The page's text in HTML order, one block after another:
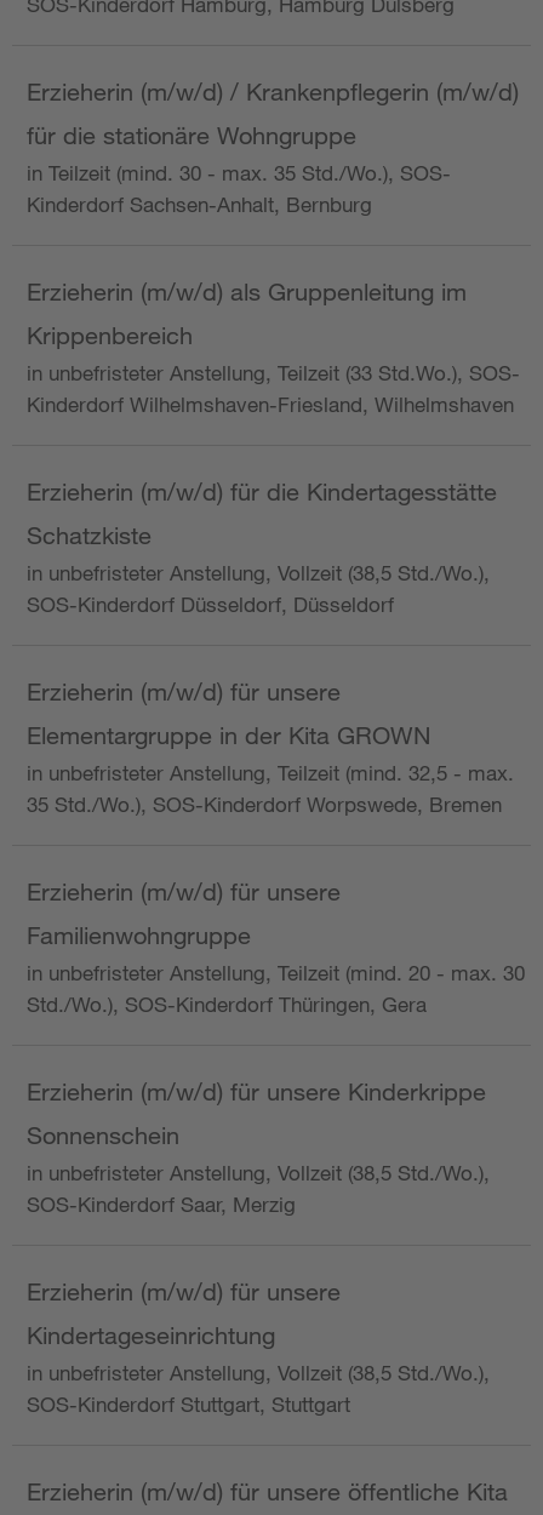
Erzieherin (m/w/d) / Krankenpflegerin (m/w/d)
für die stationäre Wohngruppe
in Teilzeit (mind. 30 - max. 35 Std./Wo.), SOS-
Kinderdorf Sachsen-Anhalt, Bernburg
Erzieherin (m/w/d) als Gruppenleitung im
Krippenbereich
in unbefristeter Anstellung, Teilzeit (33 Std.Wo.), SOS-
Kinderdorf Wilhelmshaven-Friesland, Wilhelmshaven
Erzieherin (m/w/d) für die Kindertagesstätte
Schatzkiste
in unbefristeter Anstellung, Vollzeit (38,5 Std./Wo.),
SOS-Kinderdorf Düsseldorf, Düsseldorf
Erzieherin (m/w/d) für unsere
Elementargruppe in der Kita GROWN
in unbefristeter Anstellung, Teilzeit (mind. 32,5 - max.
35 Std./Wo.), SOS-Kinderdorf Worpswede, Bremen
Erzieherin (m/w/d) für unsere
Familienwohngruppe
in unbefristeter Anstellung, Teilzeit (mind. 20 - max. 30
Std./Wo.), SOS-Kinderdorf Thüringen, Gera
Erzieherin (m/w/d) für unsere Kinderkrippe
Sonnenschein
in unbefristeter Anstellung, Vollzeit (38,5 Std./Wo.),
SOS-Kinderdorf Saar, Merzig
Erzieherin (m/w/d) für unsere
Kindertageseinrichtung
in unbefristeter Anstellung, Vollzeit (38,5 Std./Wo.),
SOS-Kinderdorf Stuttgart, Stuttgart
Erzieherin (m/w/d) für unsere öffentliche Kita